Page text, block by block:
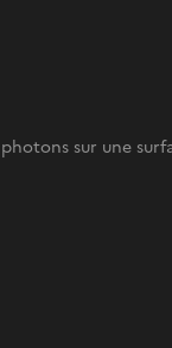
sur une